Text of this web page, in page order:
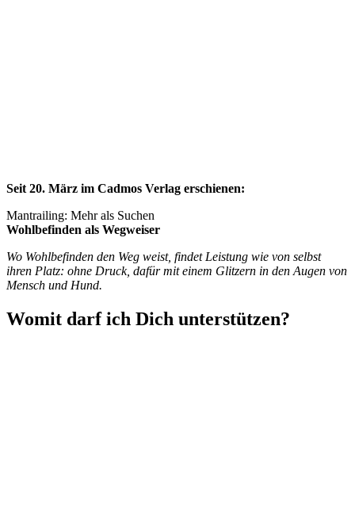
Seit 20. März im Cadmos Verlag erschienen:
Mantrailing: Mehr als Suchen
Wohlbefinden als Wegweiser
Wo Wohlbefinden den Weg weist, findet Leistung wie von selbst
ihren Platz: ohne Druck, dafür mit einem Glitzern in den Augen von
Mensch und Hund.
Womit darf ich Dich unterstützen?